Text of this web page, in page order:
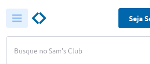
Busque no Sam's Club
Seja